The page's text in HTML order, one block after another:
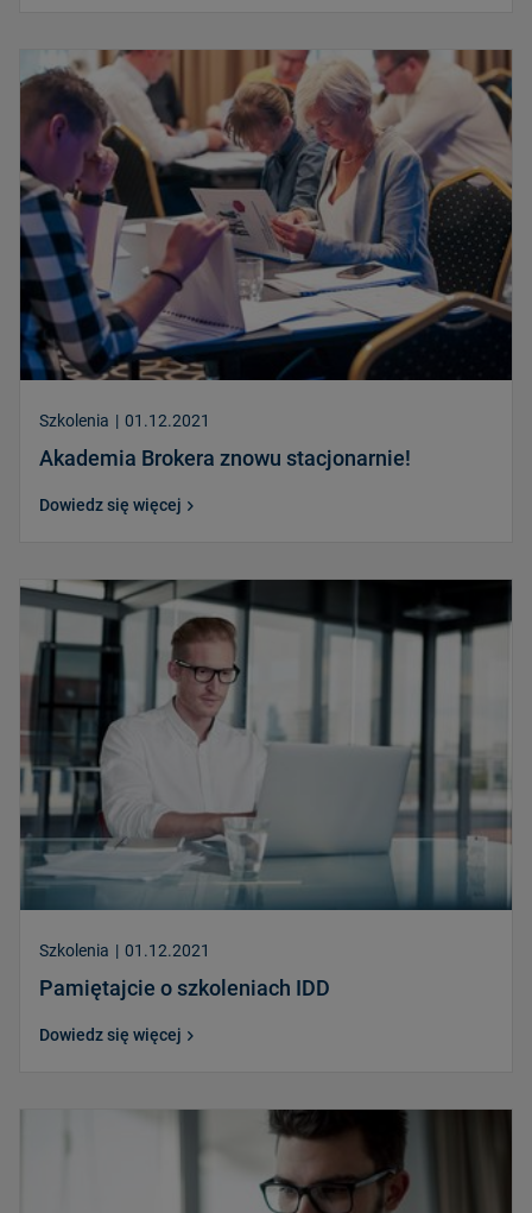
Szkolenia | 01.12.2021
Akademia Brokera znowu stacjonarnie!
Dowiedz się więcej
Szkolenia | 01.12.2021
Pamiętajcie o szkoleniach IDD
Dowiedz się więcej